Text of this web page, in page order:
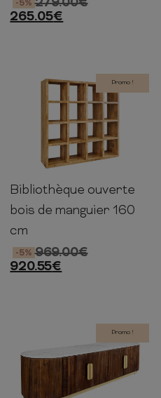
-5%
265.05€
Promo !
160cm 156cm 40cm
Bibliothèque ouverte
bois de manguier 160
cm
969.00€
-5%
920.55€
Promo !